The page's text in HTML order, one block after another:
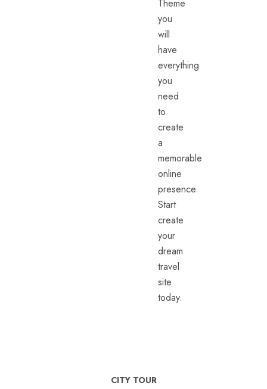
Theme
you
will
have
everything
you
need
to
create
a
memorable
online
presence.
Start
create
your
dream
travel
site
today.
CITY TOUR